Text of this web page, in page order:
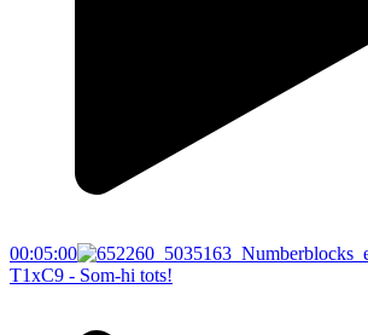
00:05:00
T1xC9 - Som-hi tots!